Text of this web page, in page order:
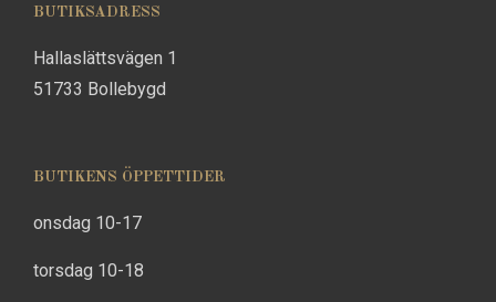
BUTIKSADRESS
Hallaslättsvägen 1
51733 Bollebygd
BUTIKENS ÖPPETTIDER
onsdag 10-17
torsdag 10-18